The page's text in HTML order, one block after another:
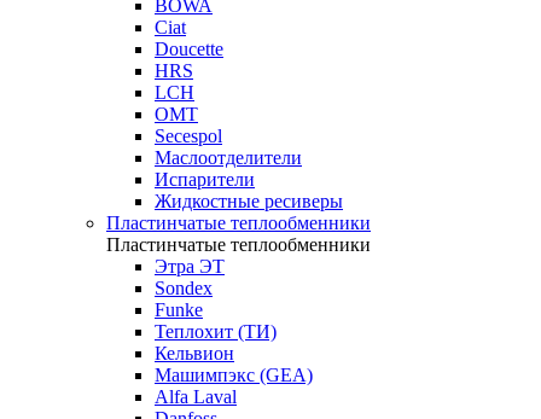
BOWA
Ciat
Doucette
HRS
LCH
OMT
Secespol
Маслоотделители
Испарители
Жидкостные ресиверы
Пластинчатые теплообменники
Пластинчатые теплообменники
Этра ЭТ
Sondex
Funke
Теплохит (ТИ)
Кельвион
Машимпэкс (GEA)
Alfa Laval